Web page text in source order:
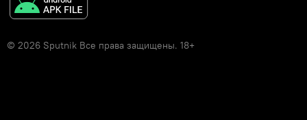
© 2026 Sputnik Все права защищены. 18+